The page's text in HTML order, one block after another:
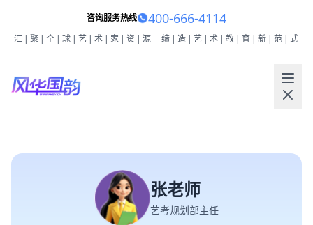
咨询服务热线 400-666-4114
汇|聚|全|球|艺|术|家|资|源 缔|造|艺|术|教|育|新|范|式
张老师
艺考规划部主任